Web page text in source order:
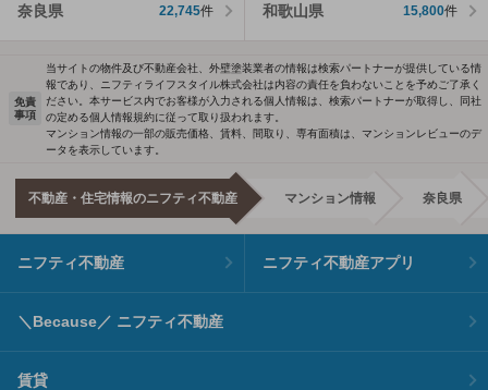
奈良県 22,745件 和歌山県 15,800件
免責
事項
当サイトの物件及び不動産会社、外壁塗装業者の情報は検索パートナーが提供している情
報であり、ニフティライフスタイル株式会社は内容の責任を負わないことを予めご了承く
ださい。本サービス内でお客様が入力される個人情報は、検索パートナーが取得し、同社
の定める個人情報規約に従って取り扱われます。
マンション情報の一部の販売価格、賃料、間取り、専有面積は、マンションレビューのデ
ータを表示しています。
不動産・住宅情報のニフティ不動産 マンション情報 奈良県
ニフティ不動産 ニフティ不動産アプリ
＼Because／ ニフティ不動産
賃貸